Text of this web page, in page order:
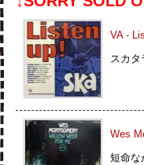
VA -
スカタ
Wes
短命な